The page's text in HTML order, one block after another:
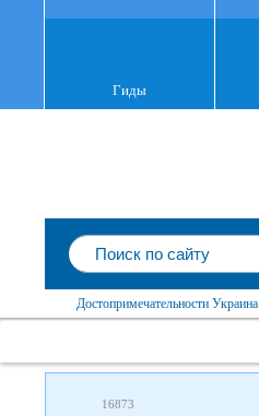
Гиды
Достопримечательности Украина
16873